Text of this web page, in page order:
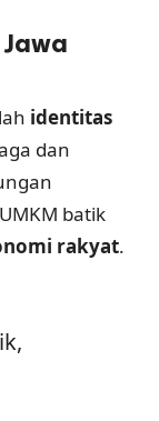
identitas
dan
batik
rakyat.